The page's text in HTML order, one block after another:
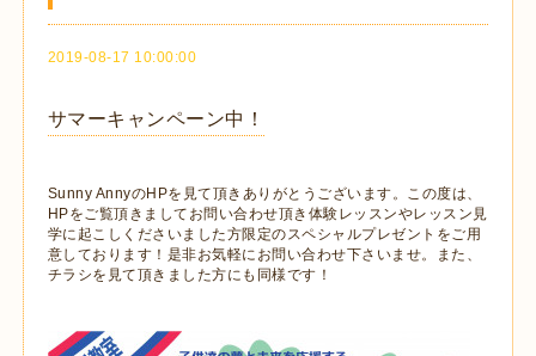
2019-08-17 10:00:00
サマーキャンペーン中！
Sunny AnnyのHPを見て頂きありがとうございます。この度は、
HPをご覧頂きましてお問い合わせ頂き体験レッスンやレッスン見
学に起こしくださいました方限定のスペシャルプレゼントをご用
意しております！是非お気軽にお問い合わせ下さいませ。また、
チラシを見て頂きました方にも同様です！